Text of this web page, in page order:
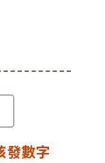
發數字